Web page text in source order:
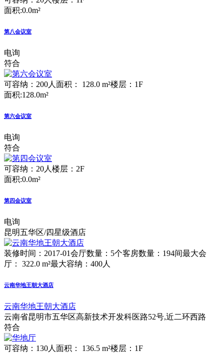
面积:0.0m²
第八会议室
电询
符合
可容纳：200人 面积： 128.0 m²楼层：1F
面积:128.0m²
第六会议室
电询
符合
可容纳：20人 楼层：2F
面积:0.0m²
第四会议室
电询
昆明五华区/四星级酒店
装修时间：2017-01会厅数量：5个客房数量：194间最大会
厅： 322.0 m²最大容纳：400人
云南华地王朝大酒店
云南华地王朝大酒店
云南省昆明市五华区高新技术开发科医路52号,近二环西路
符合
可容纳：130人 面积： 136.5 m²楼层：1F